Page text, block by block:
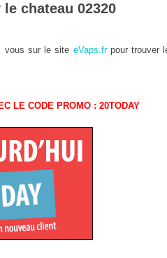
chateau 02320
vous sur le site eVaps.frpour trouver
LE CODE PROMO : 20TODAY